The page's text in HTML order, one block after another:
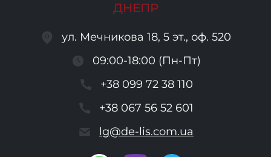
ДНЕПР
ул. Мечникова 18, 5 эт., оф. 520
09:00-18:00 (Пн-Пт)
+38 099 72 38 110
+38 067 56 52 601
lg@de-lis.com.ua